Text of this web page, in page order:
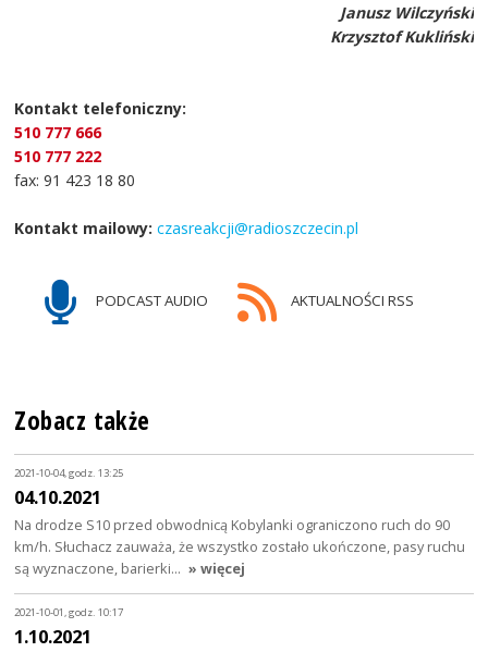
Janusz Wilczyński
Krzysztof Kukliński
Kontakt telefoniczny:
510 777 666
510 777 222
fax: 91 423 18 80
Kontakt mailowy: czasreakcji@radioszczecin.pl
PODCAST AUDIO AKTUALNOŚCI RSS
Zobacz także
2021-10-04, godz. 13:25
04.10.2021
Na drodze S10 przed obwodnicą Kobylanki ograniczono ruch do 90
km/h. Słuchacz zauważa, że wszystko zostało ukończone, pasy ruchu
są wyznaczone, barierki… » więcej
2021-10-01, godz. 10:17
1.10.2021